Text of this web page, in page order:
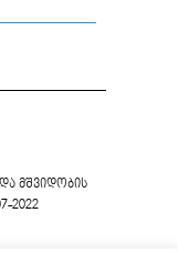
მშვიდობის
2022